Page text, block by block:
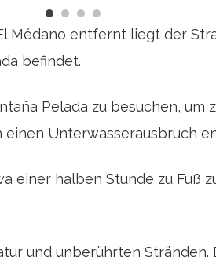
Médano entfernt liegt der
befindet.
Pelada zu besuchen, um
Unterwasserausbruch
einer halben Stunde zu Fuß
und unberührten Stränden.